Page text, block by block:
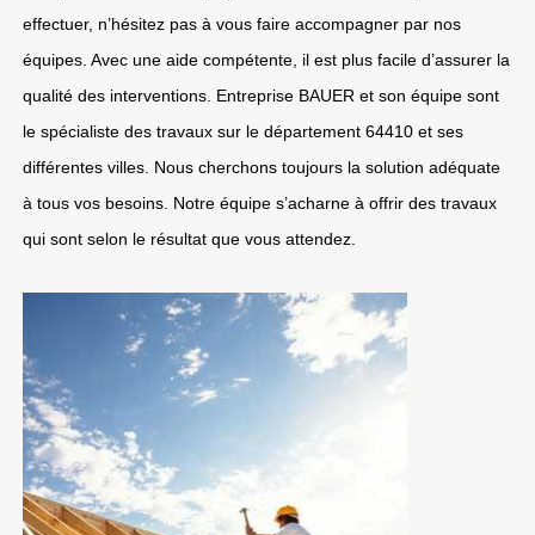
effectuer, n’hésitez pas à vous faire accompagner par nos
équipes. Avec une aide compétente, il est plus facile d’assurer la
qualité des interventions. Entreprise BAUER et son équipe sont
le spécialiste des travaux sur le département 64410 et ses
différentes villes. Nous cherchons toujours la solution adéquate
à tous vos besoins. Notre équipe s’acharne à offrir des travaux
qui sont selon le résultat que vous attendez.